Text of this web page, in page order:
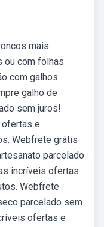
mais
ou com folhas
com galhos
galho de
sem juros!
e
Webfrete grátis
parcelado
incríveis ofertas
Webfrete
parcelado sem
ofertas e